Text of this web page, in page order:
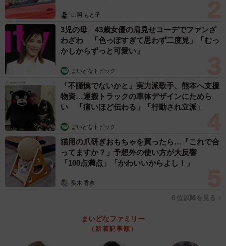
山岡 もと子
3児の母 43歳女優の肩見せコーデでファンざ
わざわ 「色っぽすぎて思わず二度見」「むっ
かしからずっと可愛い」
まいどなトピック
「不謹慎でないかと」実力派歌手、熊本へ支援
物資…運搬トラックの車体デザインにためら
い 「痛いほど伝わる」「行動され立派」
まいどなトピック
猫用の爪研ぎおもちゃを買ったら…「これで合
ってますか？」予想外の使い方が大反響
「100点満点」「かわいいからよし！」
梨木 香奈
６位以降を見る
まいどなファミリー
（新着記事順）